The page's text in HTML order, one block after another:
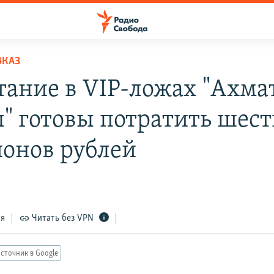
в VIP-ложах
готовы потратить
рублей
Читать без VPN
в Google